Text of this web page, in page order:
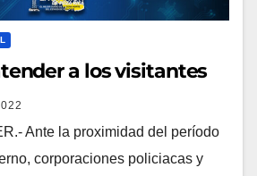
a los visitantes
Ante la proximidad del período
corporaciones policiacas y